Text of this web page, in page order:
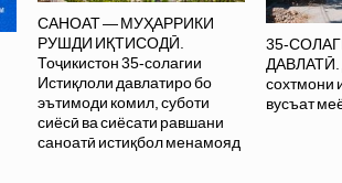
САНОАТ — МУҲАРРИКИ
РУШДИ ИҚТИСОДӢ.
Тоҷикистон 35-солагии
Истиқлоли давлатиро бо
эътимоди комил, суботи
сиёсӣ ва сиёсати равшани
саноатӣ истиқбол менамояд
35-
ДАВЛАТӢ.
сохтмони
вусъат